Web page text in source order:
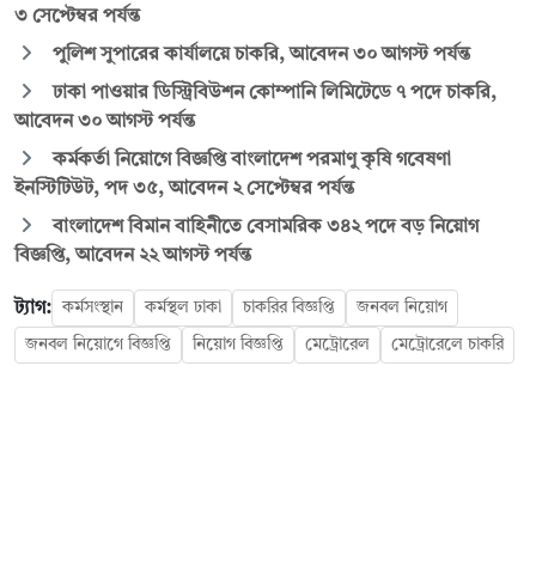
৩ সেপ্টেম্বর পর্যন্ত
পুলিশ সুপারের কার্যালয়ে চাকরি, আবেদন ৩০ আগস্ট পর্যন্ত
ঢাকা পাওয়ার ডিস্ট্রিবিউশন কোম্পানি লিমিটেডে ৭ পদে চাকরি,
আবেদন ৩০ আগস্ট পর্যন্ত
কর্মকর্তা নিয়োগে বিজ্ঞপ্তি বাংলাদেশ পরমাণু কৃষি গবেষণা
ইনস্টিটিউট, পদ ৩৫, আবেদন ২ সেপ্টেম্বর পর্যন্ত
বাংলাদেশ বিমান বাহিনীতে বেসামরিক ৩৪২ পদে বড় নিয়োগ
বিজ্ঞপ্তি, আবেদন ২২ আগস্ট পর্যন্ত
ট্যাগ: কর্মসংস্থান কর্মস্থল ঢাকা চাকরির বিজ্ঞপ্তি জনবল নিয়োগ
জনবল নিয়োগে বিজ্ঞপ্তি নিয়োগ বিজ্ঞপ্তি মেট্রোরেল মেট্রোরেলে চাকরি